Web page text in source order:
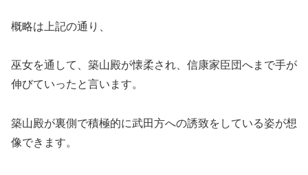
概略は上記の通り、
巫女を通して、築山殿が懐柔され、信康家臣団へまで手が
伸びていったと言います。
築山殿が裏側で積極的に武田方への誘致をしている姿が想
像できます。